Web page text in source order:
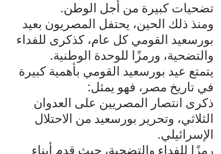
تضحيات كبيرة من أجل الوطن.
ومنذ ذلك الحين، يحتفل المصريون بعيد
بورسعيد القومي كل عام، كذكرى للفداء
والتضحية، ورمزًا للوحدة الوطنية.
يتمتع عيد بورسعيد القومي بأهمية كبيرة
في تاريخ مصر، فهو يمثل:
ذكرى انتصار المصريين على العدوان
الثلاثي، وتحرير بورسعيد من الاحتلال
الإسرائيلي.
رمزًا للفداء والتضحية، حيث قدم أبناء